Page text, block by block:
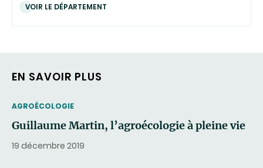
VOIR LE DÉPARTEMENT
EN SAVOIR PLUS
THEMATIC
AGROÉCOLOGIE
Guillaume Martin, l’agroécologie à pleine vie
19 décembre 2019